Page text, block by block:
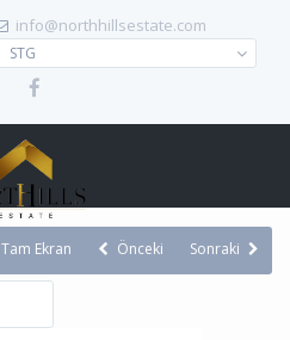
info@northhillsestate.com
STG
Tam Ekran Önceki Sonraki